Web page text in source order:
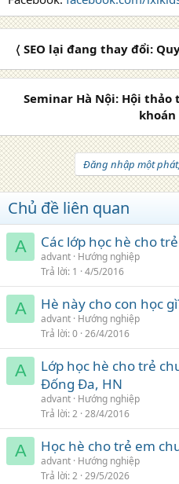
〈 SEO lại đang thay đổi:
Seminar Hà Nội: Hội
khoán
Đăng nhập một
Chủ đề liên quan
A Các lớp học hè cho
advant Hướng nghiệp
Trả lời 1 4/5/2016
A Hè này cho con học
advant Hướng nghiệp
Trả lời 0 26/4/2016
A
Lớp học hè cho trẻ
Đống Đa, HN
advant Hướng nghiệp
Trả lời 2 28/4/2016
A Học hè cho trẻ em
advant Hướng nghiệp
Trả lời 2 29/5/2026